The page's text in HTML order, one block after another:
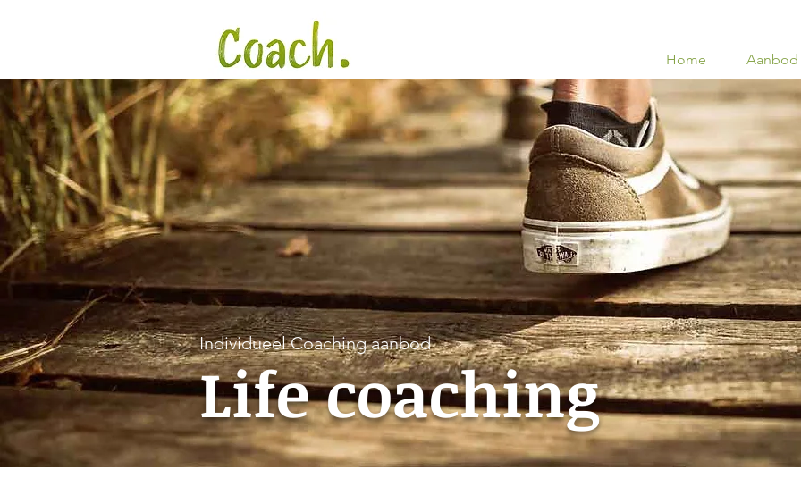
Home Aanbod
​Life coaching
Individueel Coaching aanbod